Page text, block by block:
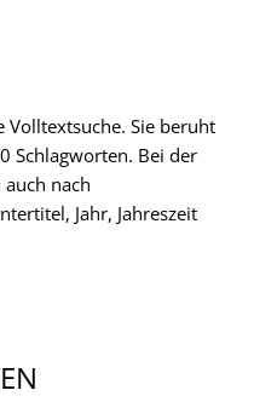
Sie beruht
Schlagworten. Bei der
nach
Jahr, Jahreszeit